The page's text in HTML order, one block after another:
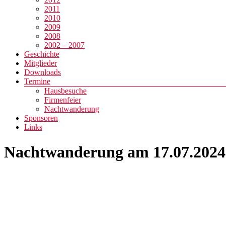
2011
2010
2009
2008
2002 – 2007
Geschichte
Mitglieder
Downloads
Termine
Hausbesuche
Firmenfeier
Nachtwanderung
Sponsoren
Links
Nachtwanderung am 17.07.2024